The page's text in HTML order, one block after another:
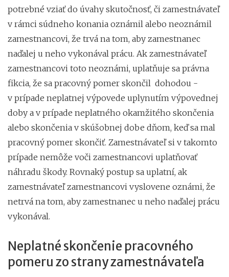
potrebné vziať do úvahy skutočnosť, či zamestnávateľ
v rámci súdneho konania oznámil alebo neoznámil
zamestnancovi, že trvá na tom, aby zamestnanec
naďalej u neho vykonával prácu. Ak zamestnávateľ
zamestnancovi toto neoznámi, uplatňuje sa právna
fikcia, že sa pracovný pomer skončil dohodou -
v prípade neplatnej výpovede uplynutím výpovednej
doby a v prípade neplatného okamžitého skončenia
alebo skončenia v skúšobnej dobe dňom, keď sa mal
pracovný pomer skončiť. Zamestnávateľ si v takomto
prípade nemôže voči zamestnancovi uplatňovať
náhradu škody. Rovnaký postup sa uplatní, ak
zamestnávateľ zamestnancovi vyslovene oznámi, že
netrvá na tom, aby zamestnanec u neho naďalej prácu
vykonával.
Neplatné skončenie pracovného
pomeru zo strany zamestnávateľa